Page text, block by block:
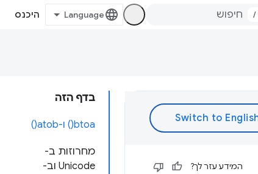
/ היכנס
בדף הזה
btoa() ו-atob()
מחרוזות ב-
Unicode וב-
המידע עזר לך?